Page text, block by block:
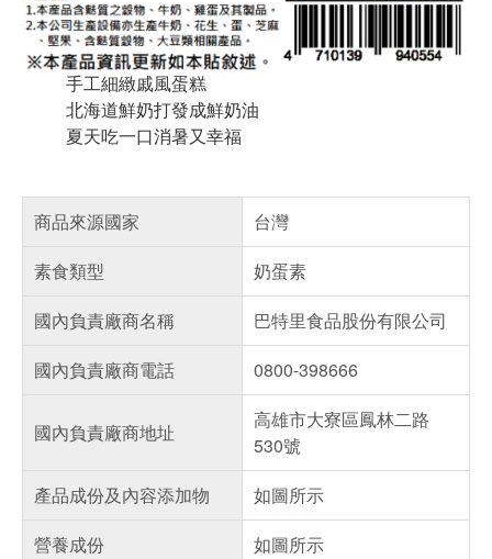
手工細緻戚風蛋糕
北海道鮮奶打發成鮮奶油
夏天吃一口消暑又幸福
商品來源國家
台灣
素食類型
奶蛋素
國內負責廠商名稱
巴特里食品股份有限公司
國內負責廠商電話
0800-398666
國內負責廠商地址
高雄市大寮區鳳林二路
530號
產品成份及內容添加物
如圖所示
營養成份
如圖所示